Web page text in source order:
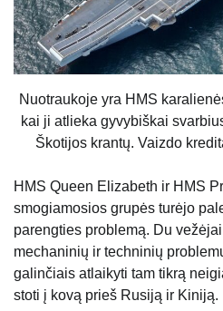
Nuotraukoje yra HMS
kai ji atlieka gyvybiškai
Škotijos krantų. Vaizdo
HMS Queen Elizabeth ir HMS
smogiamosios grupės turėjo
parengties problemą. Du
mechaninių ir techninių
galinčiais atlaikyti tam tikrą
stoti į kovą prieš Rusiją ir Kiniją.